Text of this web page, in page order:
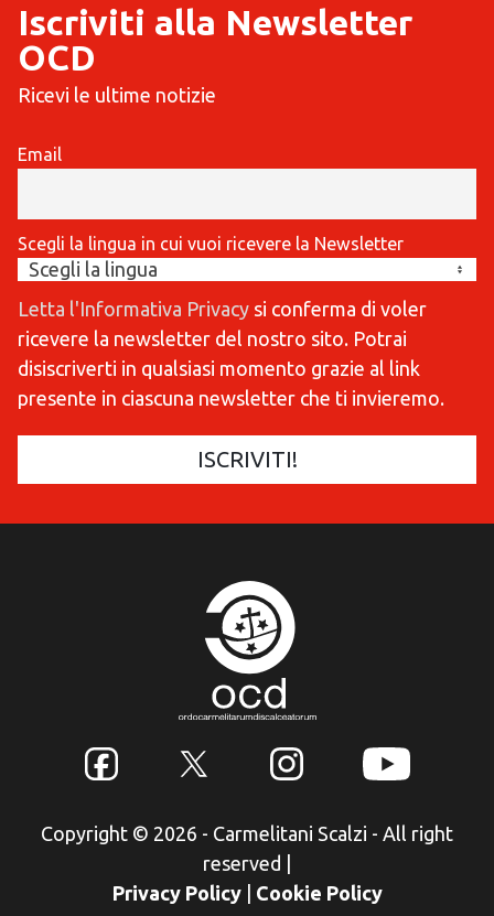
Iscriviti alla Newsletter
OCD
Ricevi le ultime notizie
Email
Scegli la lingua in cui vuoi ricevere la Newsletter
Letta l'Informativa Privacy si conferma di voler
ricevere la newsletter del nostro sito. Potrai
disiscriverti in qualsiasi momento grazie al link
presente in ciascuna newsletter che ti invieremo.
Copyright © 2026 - Carmelitani Scalzi - All right
reserved
Privacy Policy
Cookie Policy